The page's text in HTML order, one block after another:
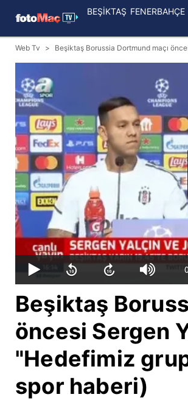
BEŞİKTAŞ FENERBAHÇE
Web Tv
Beşiktaş
öncesi Sergen
"Hedefimiz
spor haberi)